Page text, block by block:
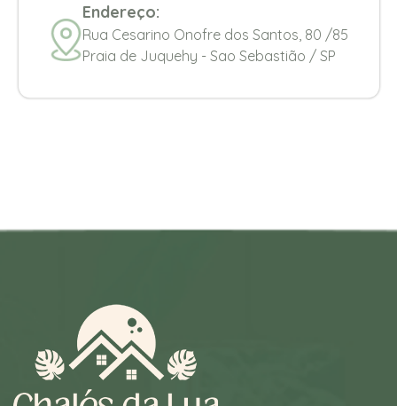
Endereço:
Rua Cesarino Onofre dos Santos, 80 /85
Praia de Juquehy - Sao Sebastião / SP